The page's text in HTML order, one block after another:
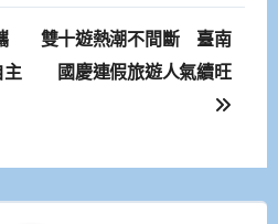
雙十遊熱潮不間斷 臺南
國慶連假旅遊人氣續旺